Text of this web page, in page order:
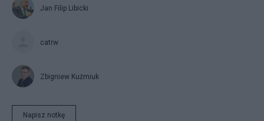
Jan Filip Libicki
catrw
Zbigniew Kuźmiuk
Napisz notkę